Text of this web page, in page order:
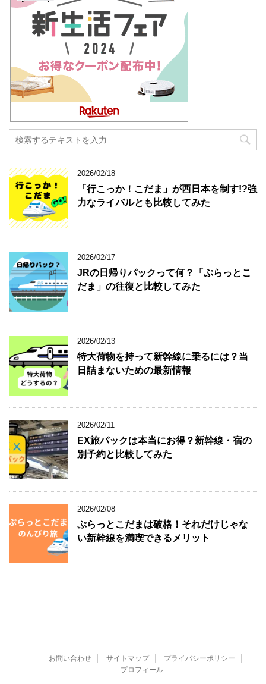
2026/02/18
「行こっか！こだま」が西日本を制す!?強
力なライバルとも比較してみた
2026/02/17
JRの日帰りパックって何？「ぷらっとこ
だま」の往復と比較してみた
2026/02/13
特大荷物を持って新幹線に乗るには？当
日詰まないための最新情報
2026/02/11
EX旅パックは本当にお得？新幹線・宿の
別予約と比較してみた
2026/02/08
ぷらっとこだまは破格！それだけじゃな
い新幹線を満喫できるメリット
お問い合わせ サイトマップ
プライバシーポリシー
プロフィール